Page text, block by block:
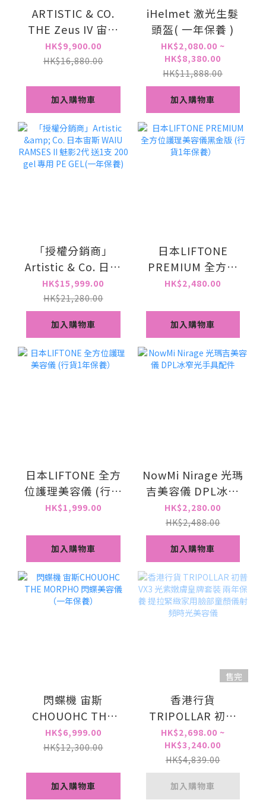
ARTISTIC & CO.
THE Zeus IV 宙斯
第四代 拉提緊致射
頻美容儀 24K鍍金
HK$9,900.00
HK$16,880.00
加入購物車
iHelmet 激光生髮
頭盔( 一年保養 )
HK$2,080.00 ~
HK$8,380.00
HK$11,888.00
加入購物車
「授權分銷商」
Artistic & Co. 日本
宙斯 WAIU RAMSES
II 魅影2代 送1支
200 gel 專用 PE
GEL(一年保養)
HK$15,999.00
HK$21,280.00
加入購物車
日本LIFTONE
PREMIUM 全方位
護理美容儀黑金版
HK$2,480.00
加入購物車
日本LIFTONE 全方
位護理美容儀 (行貨
1年保養）
HK$1,999.00
加入購物車
NowMi Nirage 光瑪
吉美容儀 DPL冰窄
光手具配件
HK$2,280.00
HK$2,488.00
加入購物車
閃蝶機 宙斯
CHOUOHC THE
MORPHO 閃蝶美容
儀 （一年保養）
HK$6,999.00
HK$12,300.00
加入購物車
售完
香港行貨
TRIPOLLAR 初普
VX3 光紫嫩膚皇牌
套裝 兩年保養 提拉
緊緻家用臉部童顏
儀射頻時光美容儀
HK$2,698.00 ~
HK$3,240.00
HK$4,839.00
加入購物車